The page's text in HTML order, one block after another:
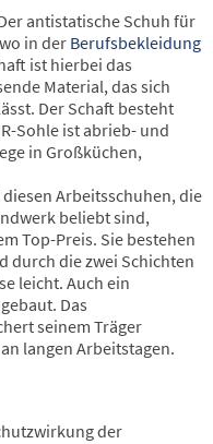
antistatische Schuh für
in der Berufsbekleidung
ist hierbei das
Material, das sich
Der Schaft besteht
Sohle ist abrieb- und
in Großküchen,
diesen Arbeitsschuhen, die
beliebt sind,
Top-Preis. Sie bestehen
durch die zwei Schichten
leicht. Auch ein
Das
seinem Träger
langen Arbeitstagen.
der